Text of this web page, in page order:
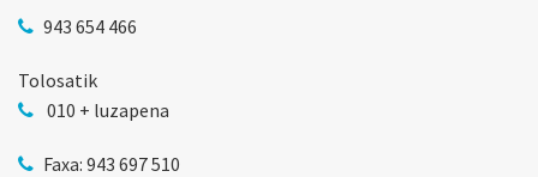
943 654 466
Tolosatik
010 + luzapena
Faxa: 943 697 510